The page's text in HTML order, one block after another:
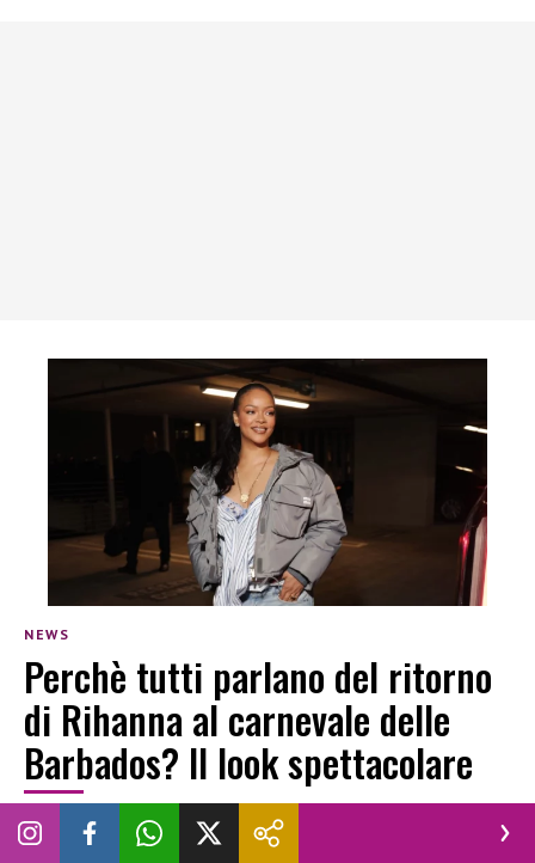
NEWS
Perchè tutti parlano del ritorno
di Rihanna al carnevale delle
Barbados? Il look spettacolare
CARNEVALE 2026 LOOK RIHANNA